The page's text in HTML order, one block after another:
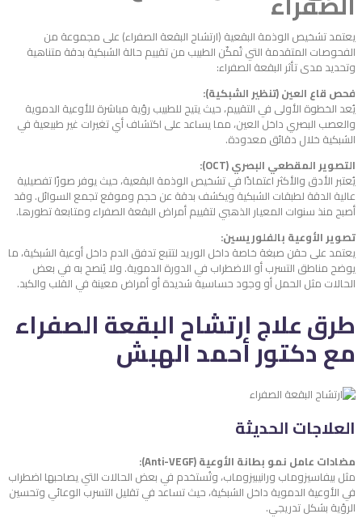
يعتمد تشخيص الوذمة البقعية (ارتشاح البقعة الصفراء) على مجموعة من
الفحوصات المتقدمة التي تُمكّن الطبيب من تقييم حالة الشبكية بدقة متناهية
وتحديد مدى تأثر البقعة الصفراء:
فحص قاع العين (تنظير الشبكية):
يُعد الخطوة الأولى في التقييم، حيث يتيح للطبيب رؤية مباشرة للأوعية الدموية
والعصب البصري داخل العين، مما يساعد على اكتشاف أي تغيرات غير طبيعية في
الشبكية خلال دقائق معدودة.
التصوير المقطعي البصري (OCT):
يُعتبر الأدق والأكثر اعتمادًا في تشخيص الوذمة البقعية، حيث يوفر صورًا تفصيلية
عالية الدقة لطبقات الشبكية ويكشف بدقة عن حجم وموقع تجمع السوائل. وقد
أصبح منذ سنوات المعيار الذهبي لتقييم أمراض البقعة الصفراء ومتابعة تطورها.
تصوير الأوعية بالفلوريسين:
يعتمد على حقن صبغة خاصة داخل الوريد لتتبع تدفق الدم داخل أوعية الشبكية، ما
يوضح مناطق التسرب أو الاضطراب في الدورة الدموية. ولا يُنصح به في بعض
الحالات مثل الحمل أو وجود حساسية شديدة أو أمراض معينة في القلب والكبد.
طرق علاجارتشاح البقعة الصفراء
مع دكتور أحمد الهبش
العلاجات الحديثة
مضادات عامل نمو بطانة الأوعية (Anti-VEGF):
مثل بيفاسيزوماب ورانيبيزوماب، وتُستخدم في بعض الحالات التي يصاحبها اضطراب
في الأوعية الدموية داخل الشبكية، حيث تساعد في تقليل التسرب الوعائي وتحسين
الرؤية بشكل تدريجي.